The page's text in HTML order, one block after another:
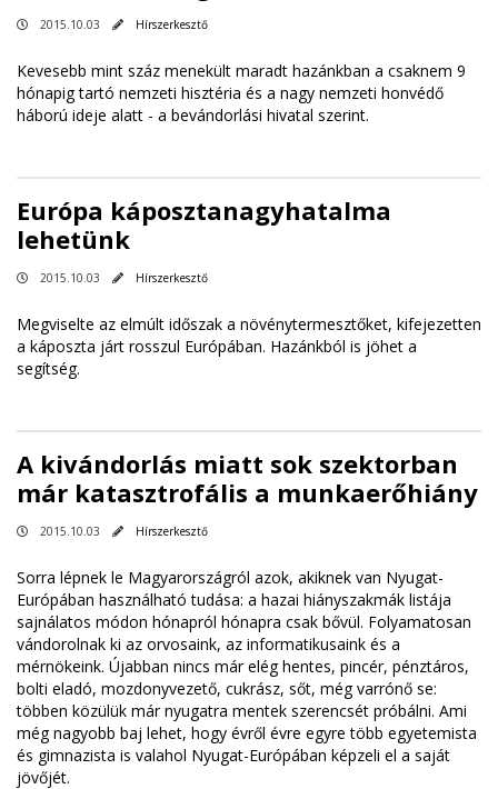
2015.10.03 Hírszerkesztő
Kevesebb mint száz menekült maradt hazánkban a csaknem 9
hónapig tartó nemzeti hisztéria és a nagy nemzeti honvédő
háború ideje alatt - a bevándorlási hivatal szerint.
Európa káposztanagyhatalma
lehetünk
2015.10.03 Hírszerkesztő
Megviselte az elmúlt időszak a növénytermesztőket, kifejezetten
a káposzta járt rosszul Európában. Hazánkból is jöhet a
segítség.
A kivándorlás miatt sok szektorban
már katasztrofális a munkaerőhiány
2015.10.03 Hírszerkesztő
Sorra lépnek le Magyarországról azok, akiknek van Nyugat-
Európában használható tudása: a hazai hiányszakmák listája
sajnálatos módon hónapról hónapra csak bővül. Folyamatosan
vándorolnak ki az orvosaink, az informatikusaink és a
mérnökeink. Újabban nincs már elég hentes, pincér, pénztáros,
bolti eladó, mozdonyvezető, cukrász, sőt, még varrónő se:
többen közülük már nyugatra mentek szerencsét próbálni. Ami
még nagyobb baj lehet, hogy évről évre egyre több egyetemista
és gimnazista is valahol Nyugat-Európában képzeli el a saját
jövőjét.